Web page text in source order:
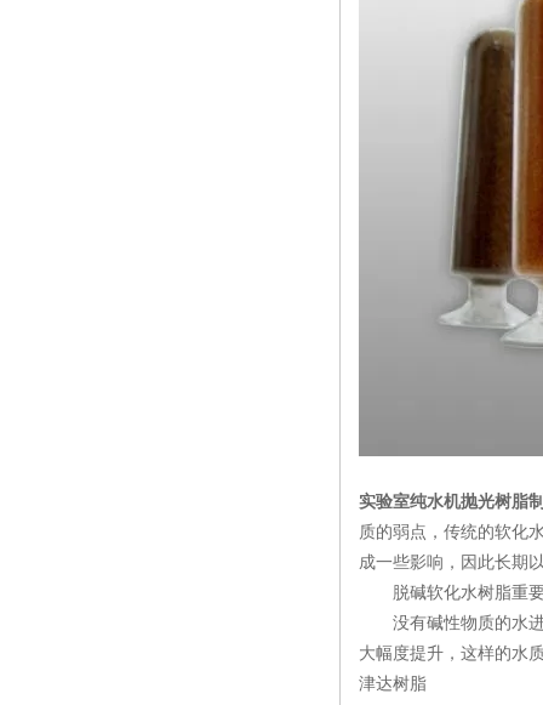
实验室纯水机抛光树脂
质的弱点，传统的软化
成一些影响，因此长期
脱碱软化水树脂重
没有碱性物质的水进
大幅度提升，这样的水
津达树脂